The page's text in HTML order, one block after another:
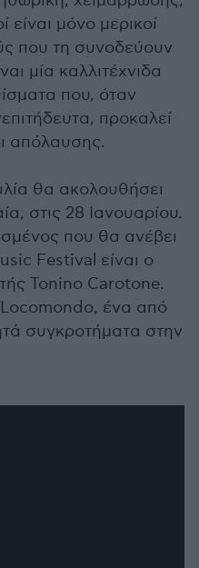
είναι μόνο μερικοί
που τη συνοδεύουν
μία καλλιτέχνιδα
που, όταν
προκαλεί
απόλαυσης.
θα ακολουθήσει
στις 28 Ιανουαρίου.
που θα ανέβει
Festival είναι ο
Tonino Carotone.
ένα από
συγκροτήματα στην